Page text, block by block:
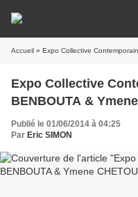
Accueil » Expo Collective Contemporaine:
Expo Collective
BENBOUTA &
Publié le 01/06/2014 à 04:25
Par Eric SIMON